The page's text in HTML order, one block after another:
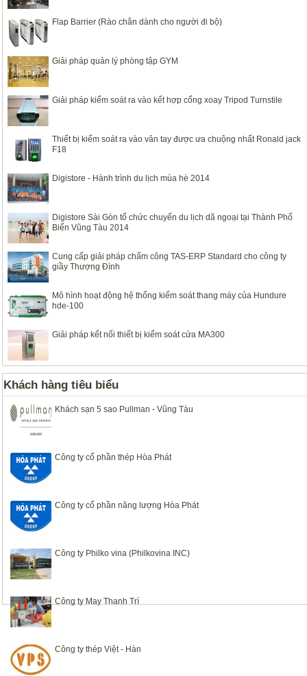
Flap Barrier (Rào chắn dành cho người đi bộ)
Giải pháp quản lý phòng tập GYM
Giải pháp kiểm soát ra vào kết hợp cổng xoay Tripod Turnstile
Thiết bị kiểm soát ra vào vân tay được ưa chuộng nhất Ronald jack
F18
Digistore - Hành trình du lịch mùa hè 2014
Digistore Sài Gòn tổ chức chuyến du lịch dã ngoại tại Thành Phố
Biển Vũng Tàu 2014
Cung cấp giải pháp chấm công TAS-ERP Standard cho công ty
giầy Thượng Đình
Mô hình hoạt động hệ thống kiểm soát thang máy của Hundure
hde-100
Giải pháp kết nối thiết bị kiểm soát cửa MA300
Khách hàng tiêu biểu
Khách sạn 5 sao Pullman - Vũng Tàu
Công ty cổ phần thép Hòa Phát
Công ty cổ phần năng lượng Hòa Phát
Công ty Philko vina (Philkovina INC)
Công ty May Thanh Trì
Công ty thép Việt - Hàn